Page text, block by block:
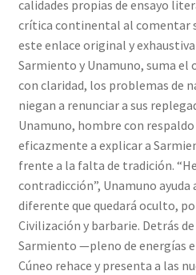
calidades propias de ensayo
crítica continental al comentar
este enlace original y
Sarmiento y Unamuno, suma
con claridad, los problemas de
niegan a renunciar a sus
Unamuno, hombre con
eficazmente a explicar a
frente a la falta de tradición.
contradicción”, Unamuno
diferente que quedará oculto,
Civilización y barbarie. Detrás
Sarmiento —pleno de energías
Cúneo rehace y presenta a las